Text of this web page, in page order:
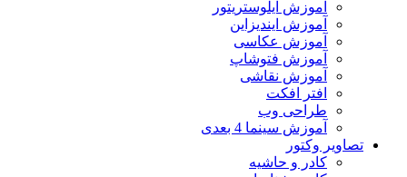
آموزش ایلوستریتور
آموزش ایندیزاین
آموزش عکاسی
آموزش فتوشاپ
آموزش نقاشی
افتر افکت
طراحی وب
آموزش سینما 4 بعدی
تصاویر وکتور
کادر و حاشیه